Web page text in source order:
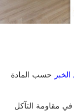
حسب المادة
في مقاومة التآكل